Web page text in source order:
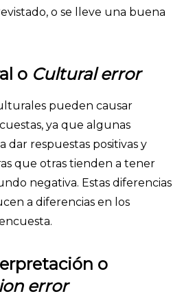
o se lleve una buena
o Cultural error
pueden causar
ya que algunas
dar respuestas positivas y
que otras tienden a tener
negativa. Estas diferencias
a diferencias en los
o
error